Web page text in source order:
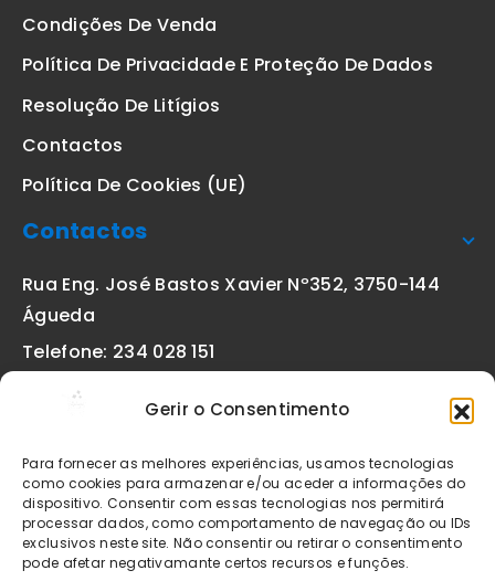
Gerir o Consentimento
Para fornecer as melhores experiências, usamos tecnologias
como cookies para armazenar e/ou aceder a informações do
dispositivo. Consentir com essas tecnologias nos permitirá
processar dados, como comportamento de navegação ou IDs
exclusivos neste site. Não consentir ou retirar o consentimento
pode afetar negativamante certos recursos e funções.
Condições De Venda
Política De Privacidade E Proteção De Dados
Resolução De Litígios
Contactos
Política De Cookies (UE)
Contactos
Rua Eng. José Bastos Xavier Nº352, 3750-144
Águeda
Telefone: 234 028 151
geral@etiquetas-online.pt
Os preços indicados incluem IVA à taxa legal em vigor. Todos
os artigos apresentados no site encontram-se sujeitos à
disponibilidade de stock após confirmação da encomenda. As